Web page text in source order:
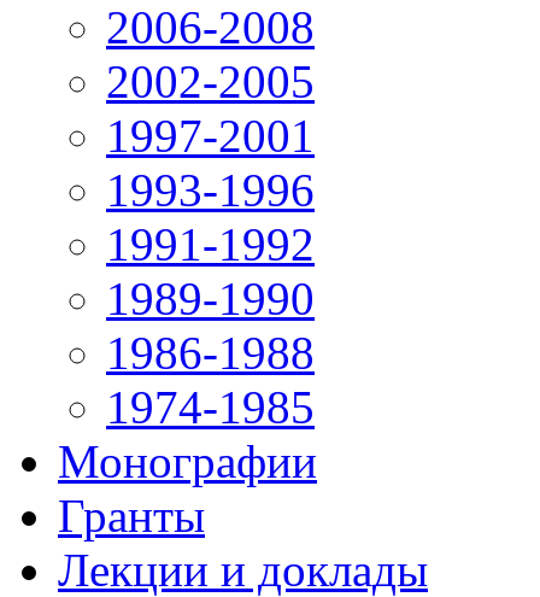
2006-2008
2002-2005
1997-2001
1993-1996
1991-1992
1989-1990
1986-1988
1974-1985
Монографии
Гранты
Лекции и доклады